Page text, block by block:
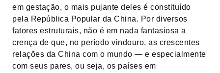
em gestação, o mais pujante deles é constituído
pela República Popular da China. Por diversos
fatores estruturais, não é em nada fantasiosa a
crença de que, no período vindouro, as crescentes
relações da China com o mundo — e especialmente
com seus pares, ou seja, os países em